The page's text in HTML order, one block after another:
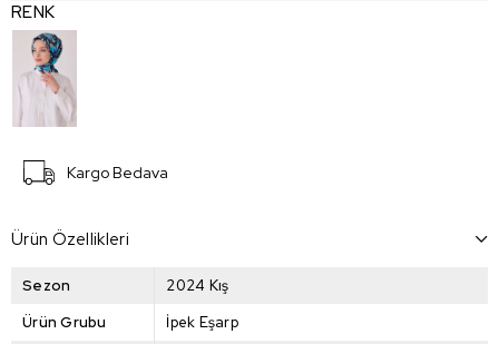
RENK
Kargo Bedava
Ürün Özellikleri
Sezon
2024 Kış
Ürün Grubu
İpek Eşarp